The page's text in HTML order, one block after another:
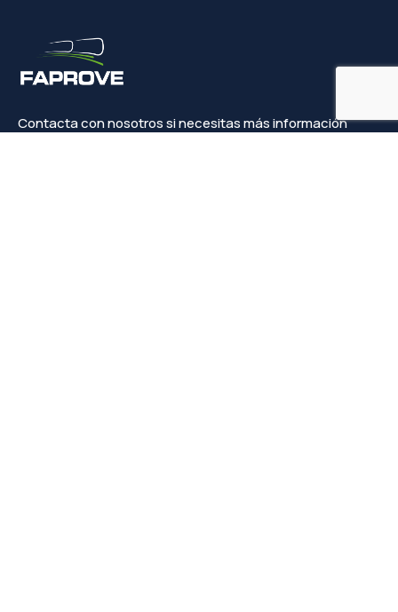
Contacta con nosotros si necesitas más información